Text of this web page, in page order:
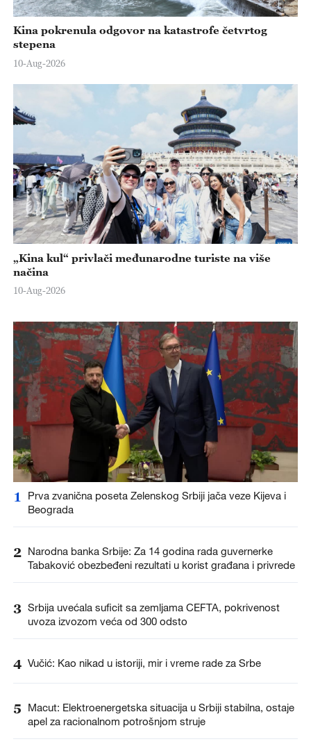
Kina pokrenula odgovor na katastrofe četvrtog
stepena
10-Aug-2026
„Kina kul“ privlači međunarodne turiste na više
načina
10-Aug-2026
1
Prva zvanična poseta Zelenskog Srbiji jača veze Kijeva i
Beograda
2 Narodna banka Srbije: Za 14 godina rada guvernerke
Tabaković obezbeđeni rezultati u korist građana i privrede
3 Srbija uvećala suficit sa zemljama CEFTA, pokrivenost
uvoza izvozom veća od 300 odsto
4 Vučić: Kao nikad u istoriji, mir i vreme rade za Srbe
5
Macut: Elektroenergetska situacija u Srbiji stabilna, ostaje
apel za racionalnom potrošnjom struje